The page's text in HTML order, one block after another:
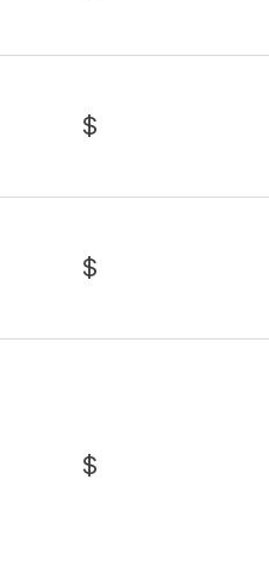
$
$
$